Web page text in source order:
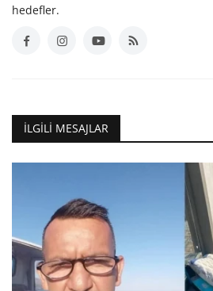
hedefler.
İLGILI MESAJLAR